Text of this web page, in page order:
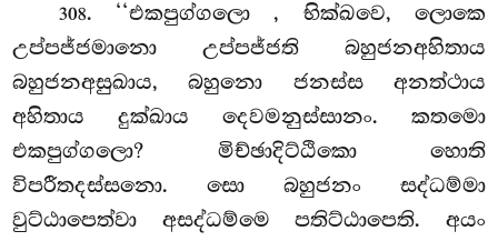
308. ‘‘එකපුග්ගලො, භික්ඛවෙ, ලොකෙ
උප්පජ්ජමානො උප්පජ්ජති බහුජනඅහිතාය
බහුජනඅසුඛාය, බහුනො ජනස්ස අනත්ථාය
අහිතාය දුක්ඛාය දෙවමනුස්සානං. කතමො
එකපුග්ගලො? මිච්ඡාදිට්ඨිකො හොති
විපරීතදස්සනො. සො බහුජනං සද්ධම්මා
වුට්ඨාපෙත්වා අසද්ධම්මෙ පතිට්ඨාපෙති. අයං